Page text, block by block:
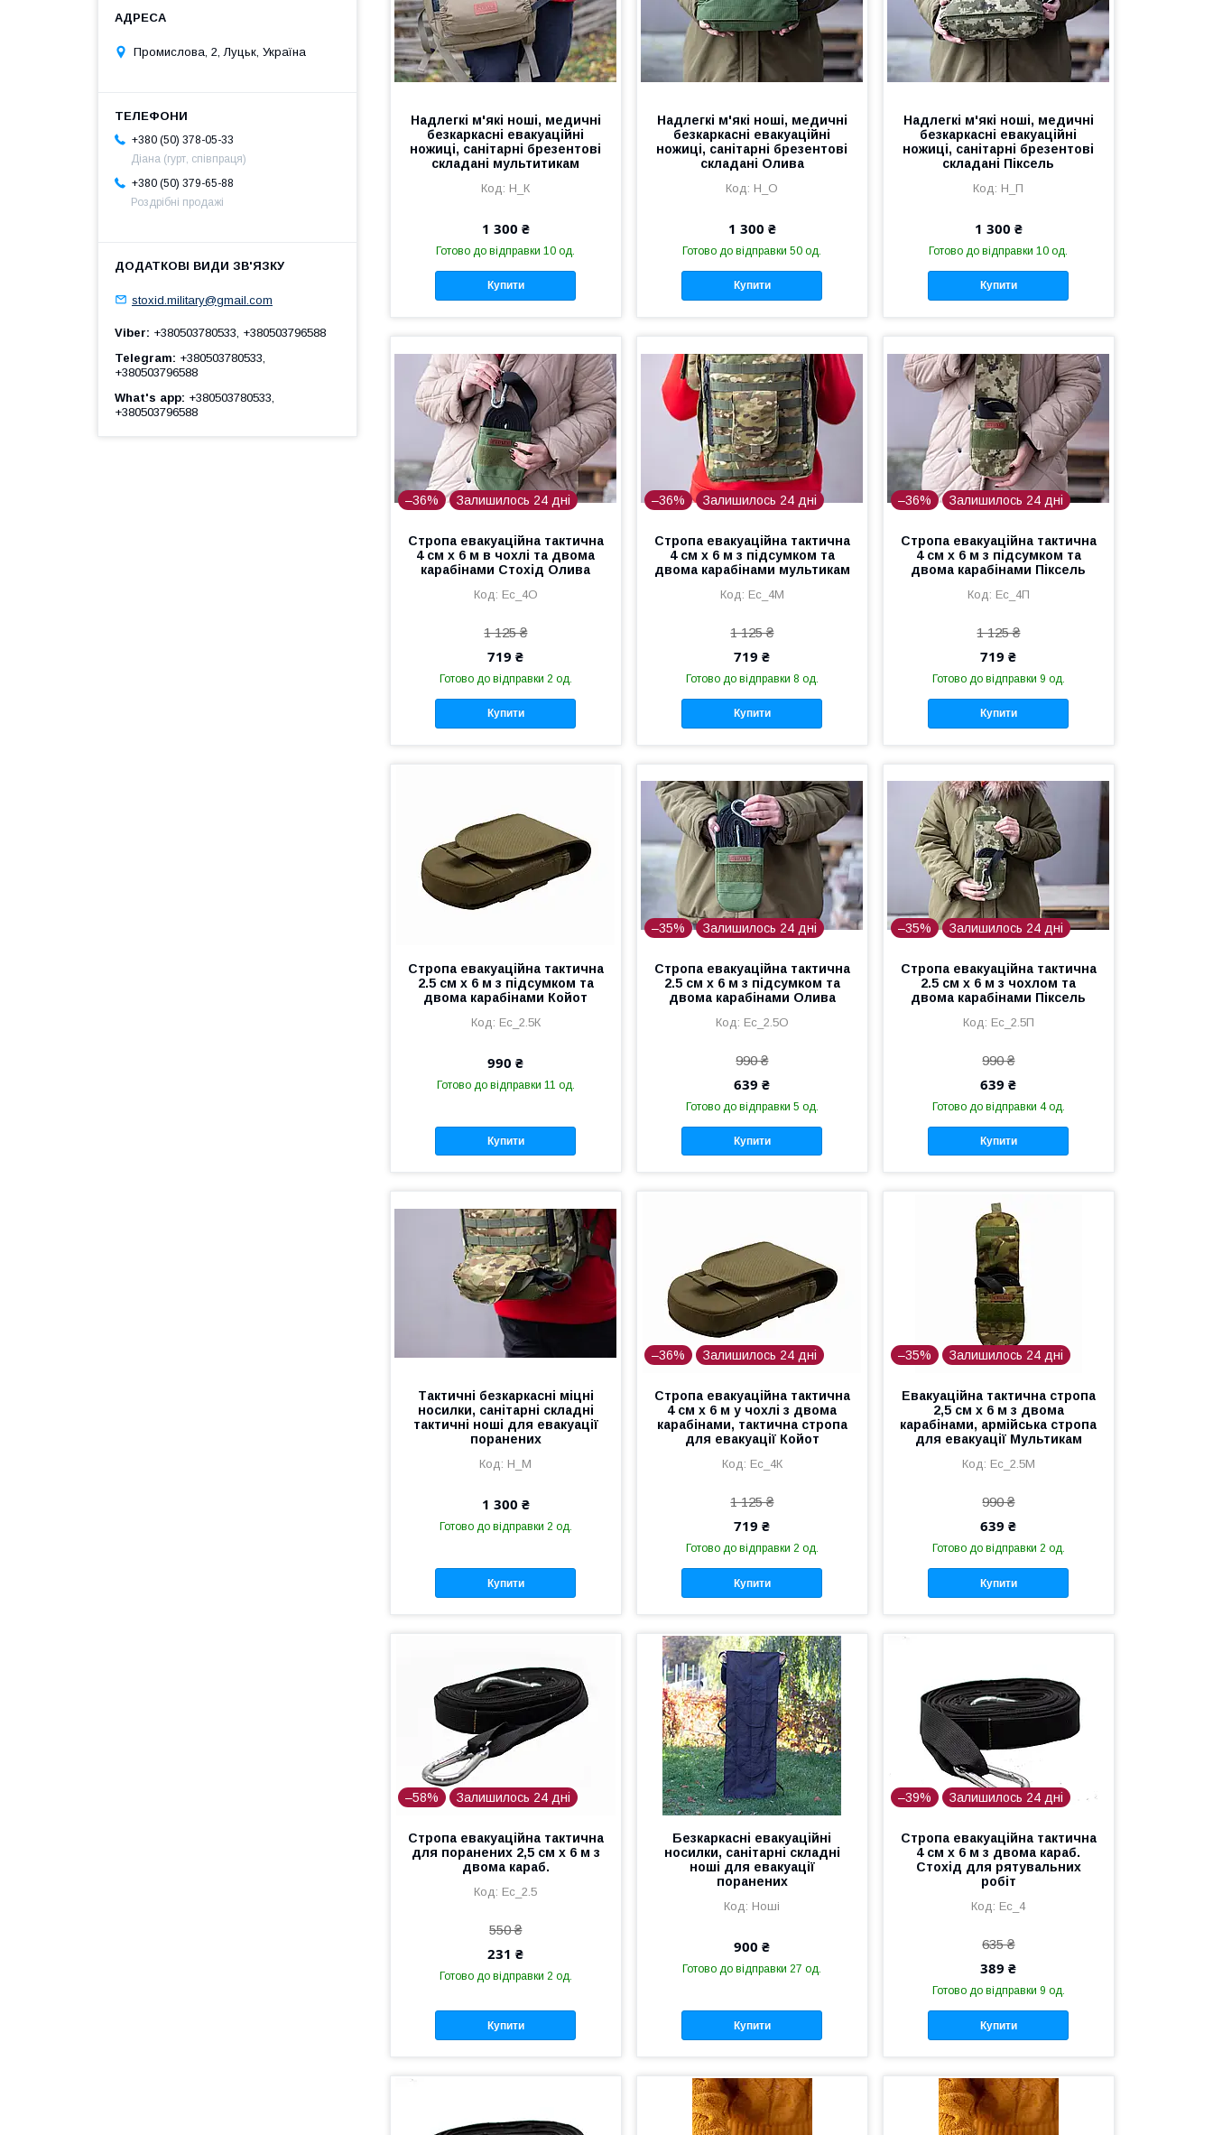
Надлегкі м'які ноші, медичні
безкаркасні евакуаційні
ножиці, санітарні брезентові
складані мультитикам
Н_К
1 300 ₴
Готово до відправки 10 од.
Купити
Надлегкі м'які ноші, медичні
безкаркасні евакуаційні
ножиці, санітарні брезентові
складані Олива
Н_О
1 300 ₴
Готово до відправки 50 од.
Купити
Надлегкі м'які ноші, медичні
безкаркасні евакуаційні
ножиці, санітарні брезентові
складані Піксель
Н_П
1 300 ₴
Готово до відправки 10 од.
Купити
–36% Залишилось 24 дні
Стропа евакуаційна тактична
4 см х 6 м в чохлі та двома
карабінами Стохід Олива
Ес_4О
1 125 ₴
719 ₴
Готово до відправки 2 од.
Купити
–36% Залишилось 24 дні
Стропа евакуаційна тактична
4 см х 6 м з підсумком та
двома карабінами мультикам
Ес_4М
1 125 ₴
719 ₴
Готово до відправки 8 од.
Купити
–36% Залишилось 24 дні
Стропа евакуаційна тактична
4 см х 6 м з підсумком та
двома карабінами Піксель
Ес_4П
1 125 ₴
719 ₴
Готово до відправки 9 од.
Купити
Стропа евакуаційна тактична
2.5 см х 6 м з підсумком та
двома карабінами Койот
Еc_2.5К
990 ₴
Готово до відправки 11 од.
Купити
–35% Залишилось 24 дні
Стропа евакуаційна тактична
2.5 см х 6 м з підсумком та
двома карабінами Олива
Еc_2.5О
990 ₴
639 ₴
Готово до відправки 5 од.
Купити
–35% Залишилось 24 дні
Стропа евакуаційна тактична
2.5 см х 6 м з чохлом та
двома карабінами Піксель
Еc_2.5П
990 ₴
639 ₴
Готово до відправки 4 од.
Купити
Тактичні безкаркасні міцні
носилки, санітарні складні
тактичні ноші для евакуації
поранених
Н_М
1 300 ₴
Готово до відправки 2 од.
Купити
–36% Залишилось 24 дні
Стропа евакуаційна тактична
4 см х 6 м у чохлі з двома
карабінами, тактична стропа
для евакуації Койот
Ес_4К
1 125 ₴
719 ₴
Готово до відправки 2 од.
Купити
–35% Залишилось 24 дні
Евакуаційна тактична стропа
2,5 см х 6 м з двома
карабінами, армійська стропа
для евакуації Мультикам
Еc_2.5M
990 ₴
639 ₴
Готово до відправки 2 од.
Купити
–58% Залишилось 24 дні
Стропа евакуаційна тактична
для поранених 2,5 см х 6 м з
двома караб.
Еc_2.5
550 ₴
231 ₴
Готово до відправки 2 од.
Купити
Безкаркасні евакуаційні
носилки, санітарні складні
ноші для евакуації
поранених
Ноші
900 ₴
Готово до відправки 27 од.
Купити
–39% Залишилось 24 дні
Стропа евакуаційна тактична
4 см х 6 м з двома караб.
Стохід для рятувальних
робіт
Ес_4
635 ₴
389 ₴
Готово до відправки 9 од.
Купити
Промислова, 2, Луцьк, Україна
+380 (50) 378-05-33
Діана (гурт, співпраця)
+380 (50) 379-65-88
Роздрібні продажі
stoxid.military@gmail.com
Viber
+380503780533, +380503796588
Telegram
+380503780533,
+380503796588
What's app +380503780533,
+380503796588